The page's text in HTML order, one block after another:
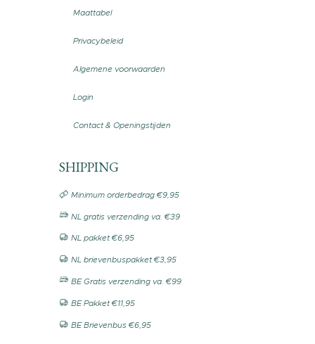
Maattabel
Privacybeleid
Algemene voorwaarden
Login
Contact & Openingstijden
SHIPPING
Minimum orderbedrag €9,95
NL gratis verzending va. €39
NL pakket €6,95
NL brievenbuspakket €3,95
BE Gratis verzending va. €99
BE Pakket €11,95
BE Brievenbus €6,95